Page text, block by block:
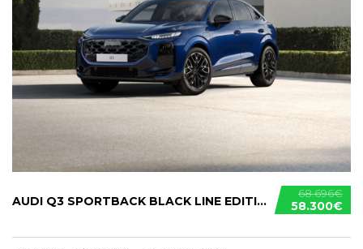
68.696€
58.300€
AUDI Q3 SPORTBACK BLACK LINE EDITION E-HYBRID